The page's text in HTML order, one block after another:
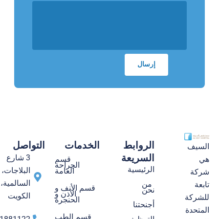
السيف
هي
شركة
تابعة
للشركة
المتحدة
الروابط
السريعة
الرئيسية
من
نحن
أجنحتنا
الخدمات
قسم
الجراحة
العامة
قسم الأنف و
الأذن و
الحنجرة
قسم الطب
التواصل
3 شارع
البلاجات،
السالمية،
الكويت